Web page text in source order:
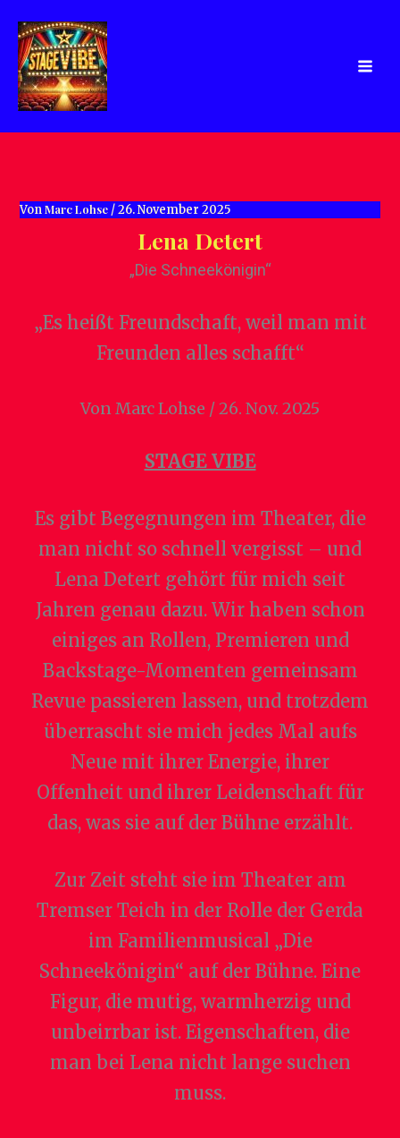
Inhalt
springen
VonMarc Lohse /26. November 2025
Lena Detert
„Die Schneekönigin“
„Es heißt Freundschaft, weil man mit
Freunden alles schafft“
Von Marc Lohse / 26. Nov. 2025
STAGE VIBE
Es gibt Begegnungen im Theater, die
man nicht so schnell vergisst – und
Lena Detert gehört für mich seit
Jahren genau dazu. Wir haben schon
einiges an Rollen, Premieren und
Backstage-Momenten gemeinsam
Revue passieren lassen, und trotzdem
überrascht sie mich jedes Mal aufs
Neue mit ihrer Energie, ihrer
Offenheit und ihrer Leidenschaft für
das, was sie auf der Bühne erzählt.
Zur Zeit steht sie im Theater am
Tremser Teich in der Rolle der Gerda
im Familienmusical „Die
Schneekönigin“ auf der Bühne. Eine
Figur, die mutig, warmherzig und
unbeirrbar ist. Eigenschaften, die
man bei Lena nicht lange suchen
muss.